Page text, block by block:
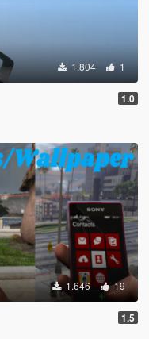
1.804 1
1.0
1.646 19
1.5